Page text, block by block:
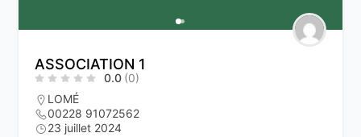
ASSOCIATION 1
0.0 (0)
LOMÉ
00228 91072562
23 juillet 2024